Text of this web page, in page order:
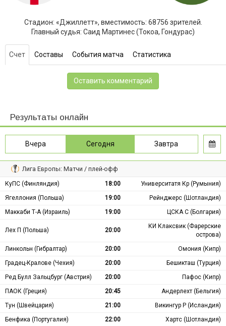
Стадион: «Джиллетт», вместимость: 68756 зрителей.
Главный судья: Саид Мартинес (Токоа, Гондурас)
Счет Составы События матча Статистика
Оставить комментарий
Результаты онлайн
Вчера Сегодня Завтра
Лига Европы: Матчи / плей-офф
КуПС (Финляндия) 18:00
Университатя Кр (Румыния)
Ягеллония (Польша)
19:00
Рейнджерс (Шотландия)
Маккаби Т-А (Израиль)
19:00 ЦСКА С (Болгария)
Лех П (Польша) 20:00
КИ Клаксвик (Фарерские
острова)
Линкольн (Гибралтар)
20:00
Омония (Кипр)
Градец-Кралове (Чехия)
20:00
Бешикташ (Турция)
Ред Булл Зальцбург (Австрия)
20:00
Пафос (Кипр)
ПАОК (Греция)
20:45
Андерлехт (Бельгия)
Тун (Швейцария)
21:00
Викингур Р (Исландия)
Бенфика (Португалия)
22:00 Хартс (Шотландия)